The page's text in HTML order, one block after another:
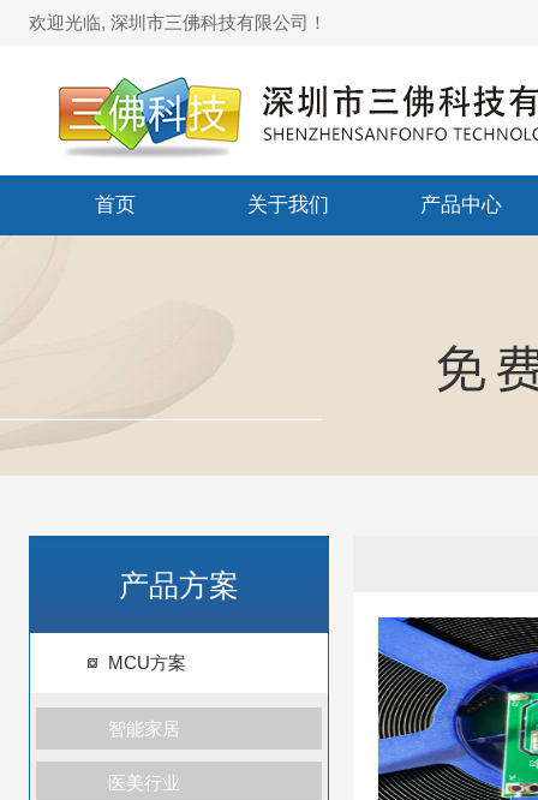
欢迎光临, 深圳市三佛科技有限公司！
首页 关于我们 产品中心
产品方案
MCU方案
智能家居
医美行业